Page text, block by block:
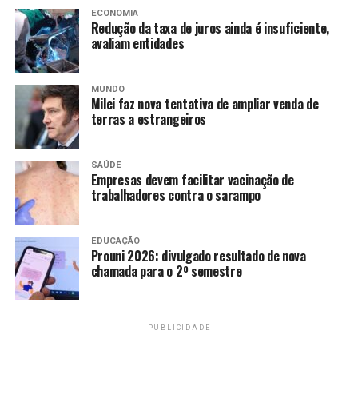
TAGS
PRÓXIMO
Faixa da Ponte JK será interditada em horários
diferentes nesta quinta
RECENTES
Férias de julho ampliam programação cultural em
museus, bibliotecas e memoriais do DF
ECONOMIA
Redução da taxa de juros ainda é insuficiente,
avaliam entidades
MUNDO
Milei faz nova tentativa de ampliar venda de
terras a estrangeiros
SAÚDE
Empresas devem facilitar vacinação de
trabalhadores contra o sarampo
EDUCAÇÃO
Prouni 2026: divulgado resultado de nova
chamada para o 2º semestre
PUBLICIDADE